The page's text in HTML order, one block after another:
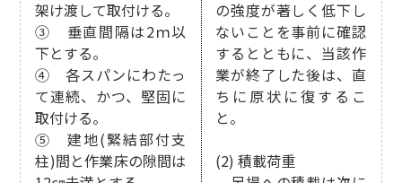
架け渡して取付ける。
③ 垂直間隔は2ｍ以
下とする。
④ 各スパンにわたっ
て連続、かつ、堅固に
取付ける。
⑤ 建地(緊結部付支
柱)間と作業床の隙間は
の強度が著しく低下し
ないことを事前に確認
するとともに、当該作
業が終了した後は、直
ちに原状に復するこ
と。
(2) 積載荷重